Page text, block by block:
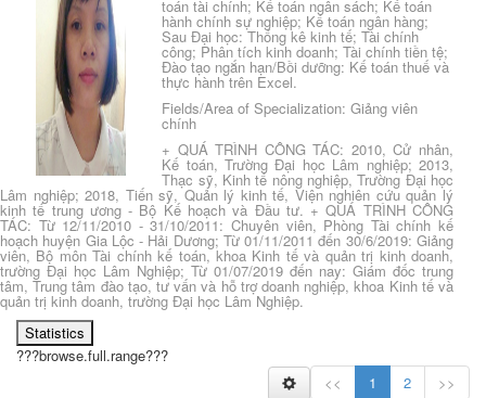
toán tài chính; Kế toán ngân sách; Kế toán
hành chính sự nghiệp; Kế toán ngân hàng;
Sau Đại học: Thống kê kinh tế; Tài chính
công; Phân tích kinh doanh; Tài chính tiền tệ;
Đào tạo ngắn hạn/Bồi dưỡng: Kế toán thuế và
thực hành trên Excel.
Fields/Area of Specialization: Giảng viên
chính
+ QUÁ TRÌNH CÔNG TÁC: 2010, Cử nhân,
Kế toán, Trường Đại học Lâm nghiệp; 2013,
Thạc sỹ, Kinh tế nông nghiệp, Trường Đại học
Lâm nghiệp; 2018, Tiến sỹ, Quản lý kinh tế, Viện nghiên cứu quản lý
kinh tế trung ương - Bộ Kế hoạch và Đầu tư. + QUÁ TRÌNH CÔNG
TÁC: Từ 12/11/2010 - 31/10/2011: Chuyên viên, Phòng Tài chính kế
hoạch huyện Gia Lộc - Hải Dương; Từ 01/11/2011 đến 30/6/2019: Giảng
viên, Bộ môn Tài chính kế toán, khoa Kinh tế và quản trị kinh doanh,
trường Đại học Lâm Nghiệp; Từ 01/07/2019 đến nay: Giám đốc trung
tâm, Trung tâm đào tạo, tư vấn và hỗ trợ doanh nghiệp, khoa Kinh tế và
quản trị kinh doanh, trường Đại học Lâm Nghiệp.
Statistics
???browse.full.range???
<<
1 2
>>